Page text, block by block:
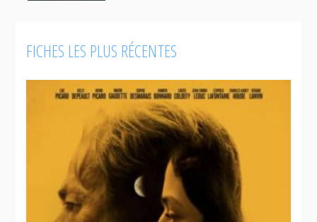
FICHES LES PLUS RÉCENTES